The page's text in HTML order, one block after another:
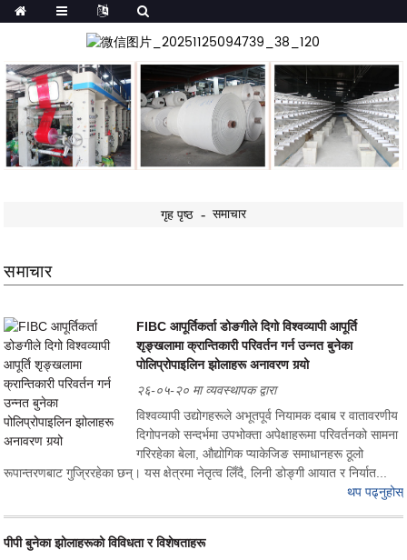
गृह पृष्ठ समाचार
समाचार
FIBC आपूर्तिकर्ता डोङगीले दिगो विश्वव्यापी आपूर्ति
शृङ्खलामा क्रान्तिकारी परिवर्तन गर्न उन्नत बुनेका
पोलिप्रोपाइलिन झोलाहरू अनावरण गर्‍यो
२६-०५-२० मा व्यवस्थापक द्वारा
विश्वव्यापी उद्योगहरूले अभूतपूर्व नियामक दबाब र वातावरणीय
दिगोपनको सन्दर्भमा उपभोक्ता अपेक्षाहरूमा परिवर्तनको सामना
गरिरहेका बेला, औद्योगिक प्याकेजिङ समाधानहरू ठूलो
रूपान्तरणबाट गुज्रिरहेका छन्। यस क्षेत्रमा नेतृत्व लिँदै, लिनी डोङ्गी आयात र निर्यात...
थप पढ्नुहोस्
पीपी बुनेका झोलाहरूको विविधता र विशेषताहरू